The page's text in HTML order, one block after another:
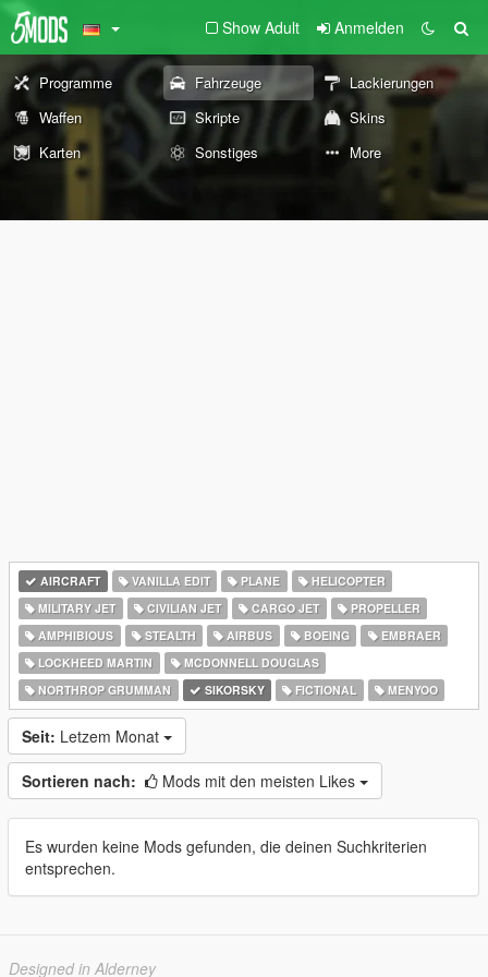
Show Adult Anmelden
Programme Fahrzeuge
Lackierungen
Waffen
Skripte
Skins
Karten
Sonstiges More
AIRCRAFT VANILLA EDIT PLANE
HELICOPTER
MILITARY JET
CIVILIAN JET CARGO JET
PROPELLER
AMPHIBIOUS
STEALTH AIRBUS BOEING
EMBRAER
LOCKHEED MARTIN
MCDONNELL DOUGLAS
NORTHROP GRUMMAN
SIKORSKY FICTIONAL MENYOO
Seit: Letzem Monat
Sortieren nach: Mods mit den meisten Likes
Es wurden keine Mods gefunden, die deinen Suchkriterien
entsprechen.
Designed in Alderney